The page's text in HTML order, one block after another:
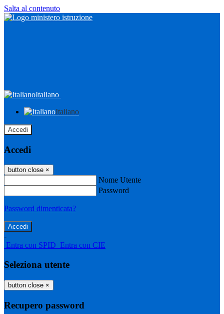
Salta al contenuto
Italiano
Italiano
Accedi
Accedi
button close ×
Nome Utente
Password
Password dimenticata?
-
Entra con SPID Entra con CIE
Seleziona utente
button close ×
Recupero password